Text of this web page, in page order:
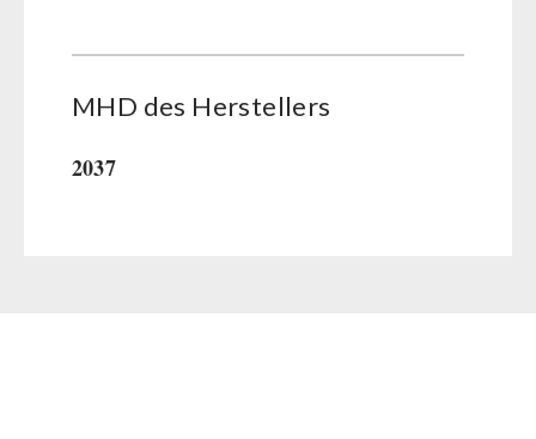
MHD des Her­stel­lers
2037